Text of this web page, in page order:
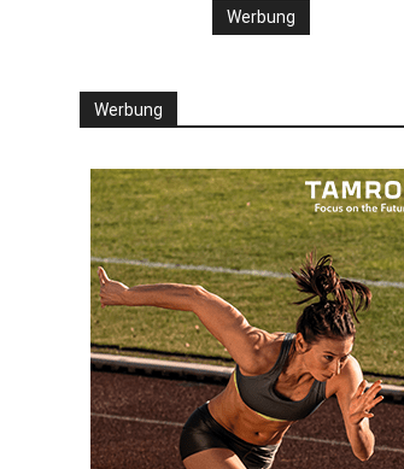
Werbung
Werbung